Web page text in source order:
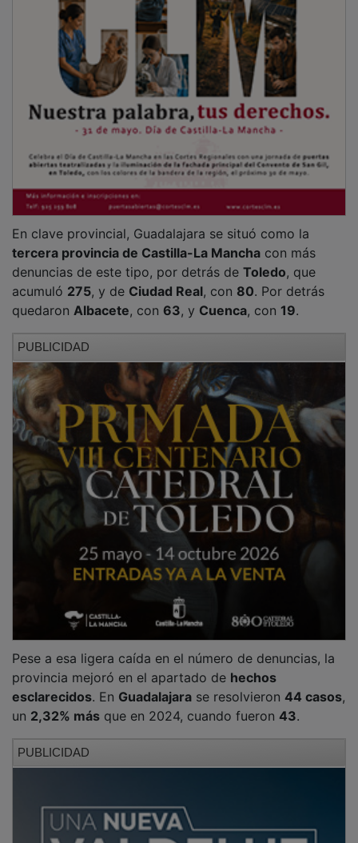
En clave provincial, Guadalajara se situó como la
tercera provincia de Castilla-La Mancha con más
denuncias de este tipo, por detrás de Toledo, que
acumuló 275, y de Ciudad Real, con 80. Por detrás
quedaron Albacete, con 63, y Cuenca, con 19.
PUBLICIDAD
Pese a esa ligera caída en el número de denuncias, la
provincia mejoró en el apartado de hechos
esclarecidos. En Guadalajara se resolvieron 44 casos,
un 2,32% más que en 2024, cuando fueron 43.
PUBLICIDAD